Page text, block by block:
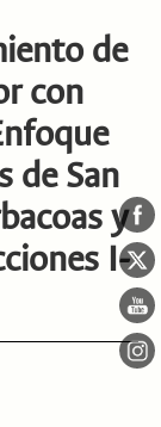
de
con
de San
y
I-